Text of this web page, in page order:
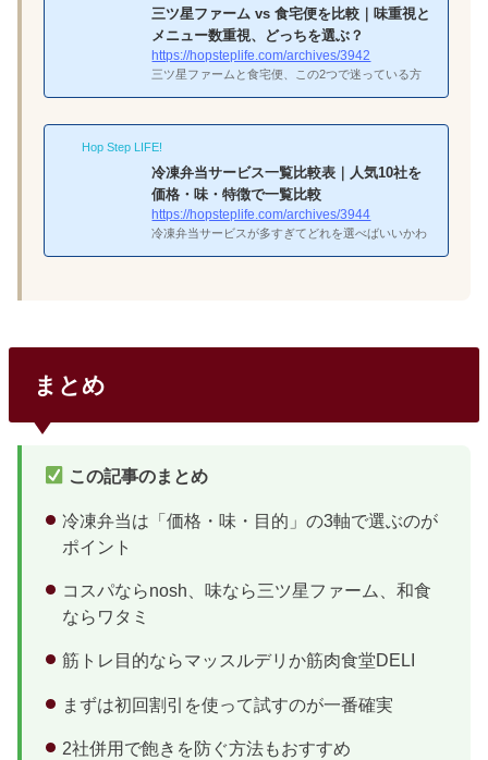
らnosh、送料無料と制限食の充実度ならまごころケ
ア食だ。結論｜おしゃれさならnosh、コスパと制限
食ならまごころケア食noshは60種類以上のおしゃれ
メニューと累計割引が魅力。まごころケア食は管理
栄養士監修の制限食が充実し、送料無料＋冷凍庫の
無料レンタルまであるコスパの高さが特...
三ツ星ファーム vs 食宅便を比較｜味重視と
メニュー数重視、どっちを選ぶ？
https://hopsteplife.com/archives/3942
三ツ星ファームと食宅便、この2つで迷っている方
便も使った経験があるので、実感を交えながら7項
目で比較してみます。どちらも冷凍弁当としては人
気の高いサービスですが、方向性がまったく違うの
で、自分の優先順位をはっきりさせてから選ぶのが
失敗しないコツです。三ツ星ファームと食宅便、ど
っちにしようか悩むなあ。結論：味なら三ツ星ファ
ーム、メニュー数と制限食なら食宅便三ツ星ファー
ムは有名料理人監修で味の評価がとにかく...
Hop Step LIFE!
冷凍弁当サービス一覧比較表｜人気10社を
価格・味・特徴で一覧比較
https://hopsteplife.com/archives/3944
冷凍弁当サービスが多すぎてどれを選べばいいかわ
まとめ
この記事のまとめ
冷凍弁当は「価格・味・目的」の3軸で選ぶのが
ポイント
コスパならnosh、味なら三ツ星ファーム、和食
ならワタミ
筋トレ目的ならマッスルデリか筋肉食堂DELI
まずは初回割引を使って試すのが一番確実
2社併用で飽きを防ぐ方法もおすすめ